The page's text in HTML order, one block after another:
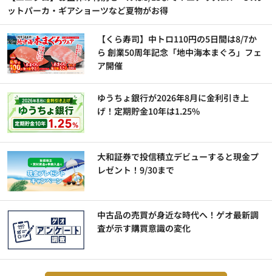
ットパーカ・ギアショーツなど夏物がお得
【くら寿司】中トロ110円の5日間は8/7か
ら 創業50周年記念「地中海本まぐろ」フェ
ア開催
ゆうちょ銀行が2026年8月に金利引き上
げ！定期貯金10年は1.25%
大和証券で投信積立デビューすると現金プ
レゼント！9/30まで
中古品の売買が身近な時代へ！ゲオ最新調
査が示す購買意識の変化